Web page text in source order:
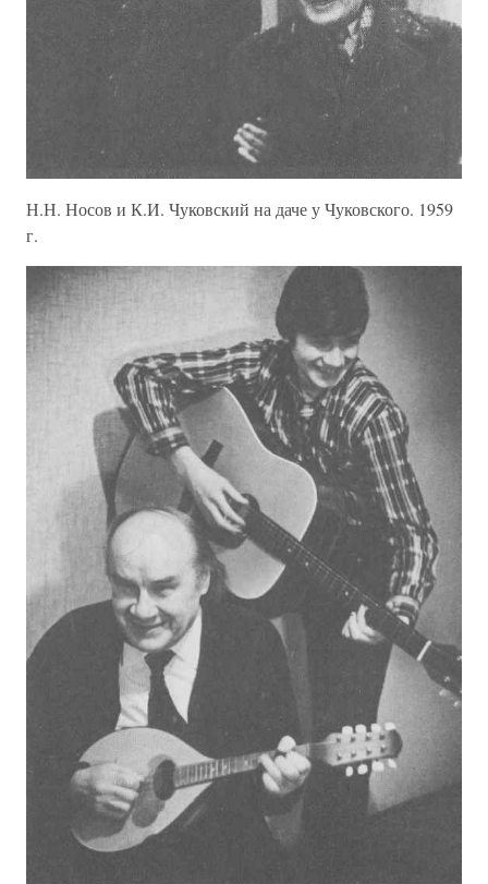
Н.Н. Носов и К.И. Чуковский на даче у Чуковского. 1959
г.